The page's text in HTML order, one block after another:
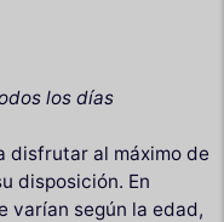
los días
disfrutar al máximo de
disposición. En
varían según la edad,